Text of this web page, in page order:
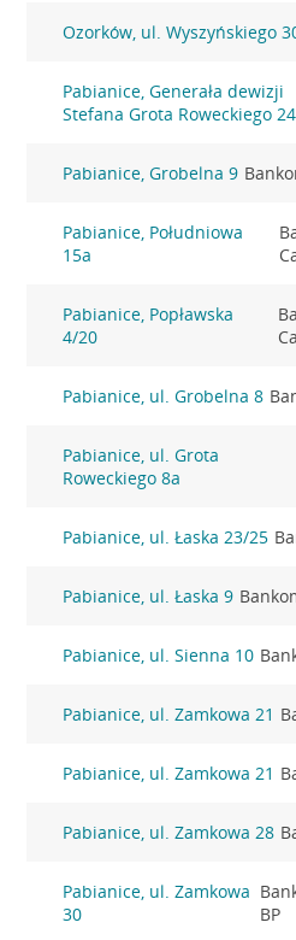
Ozorków, ul. Wyszyńskiego
Pabianice, Generała dewizji
Stefana Grota Roweckiego 24
Pabianice, Grobelna 9
Pabianice, Południowa
15a
Pabianice, Popławska
4/20
Pabianice, ul. Grobelna 8
Pabianice, ul. Grota
Roweckiego 8a
Pabianice, ul. Łaska 23/25
Pabianice, ul. Łaska 9
Pabianice, ul. Sienna 10
Pabianice, ul. Zamkowa 21
Pabianice, ul. Zamkowa 21
Pabianice, ul. Zamkowa 28
Pabianice, ul. Zamkowa
30
BP